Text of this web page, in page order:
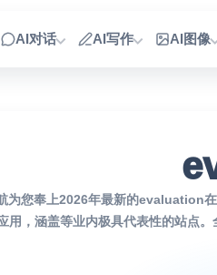
AI对话 AI写作 AI图像
为您奉上2026年最新的evaluation
用，涵盖等业内极具代表性的站点